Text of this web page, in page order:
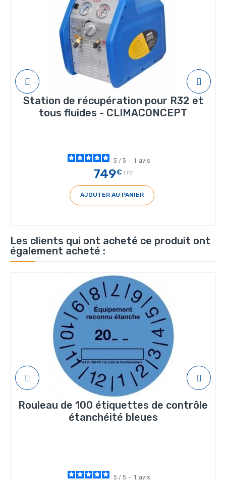
Station de récupération pour R32 et
tous fluides - CLIMACONCEPT
5 / 5 - 1 avis
749€ TTC
AJOUTER AU PANIER
Les clients qui ont acheté ce produit ont
également acheté :
Rouleau de 100 étiquettes de contrôle
étanchéité bleues
5 / 5 - 1 avis